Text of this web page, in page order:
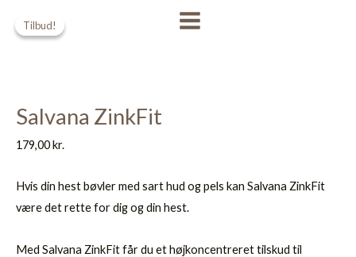
MAIN
Salvana ZinkFit
179,00kr.
Hvis din hest bøvler med sart hud og pels kan Salvana ZinkFit
være det rette for dig og din hest.
Med Salvana ZinkFit får du et højkoncentreret tilskud til
Tilbud!
Tilbud!
aktuelle